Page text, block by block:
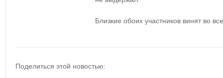
Близкие обоих участников винят во
Поделиться этой новостью: